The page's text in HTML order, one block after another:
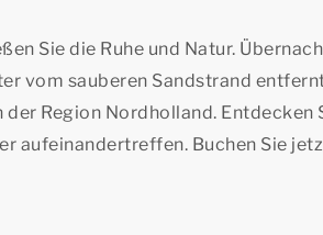
Sie die Ruhe und Natur.
vom sauberen Sandstrand
Region Nordholland.
aufeinandertreffen. Buchen Sie